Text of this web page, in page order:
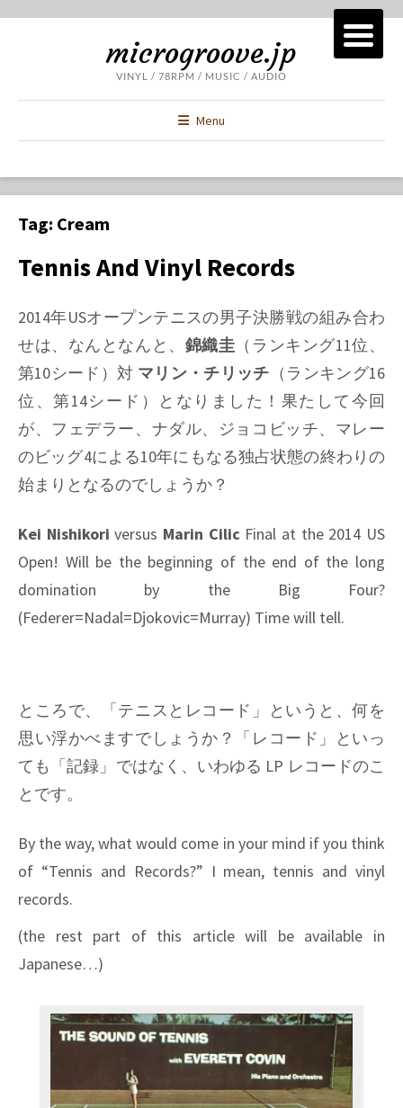
microgroove.jp
VINYL / 78RPM / MUSIC / AUDIO
Menu
Tag: Cream
Tennis And Vinyl Records
2014年USオープンテニスの男子決勝戦の組み合わ
せは、なんとなんと、 錦織圭 （ランキング11位、
第10シード）対 マリン・チリッチ （ランキング16
位、第14シード）となりました！果たして今回
が、フェデラー、ナダル、ジョコビッチ、マレー
のビッグ4による10年にもなる独占状態の終わりの
始まりとなるのでしょうか？
Kei Nishikori versus Marin Cilic Final at the 2014 US
Open! Will be the beginning of the end of the long
domination by the Big Four?
(Federer=Nadal=Djokovic=Murray) Time will tell.
ところで、「テニスとレコード」というと、何を
思い浮かべますでしょうか？「レコード」といっ
ても「記録」ではなく、いわゆる LP レコードのこ
とです。
By the way, what would come in your mind if you think
of “Tennis and Records?” I mean, tennis and vinyl
records.
(the rest part of this article will be available in
Japanese…)